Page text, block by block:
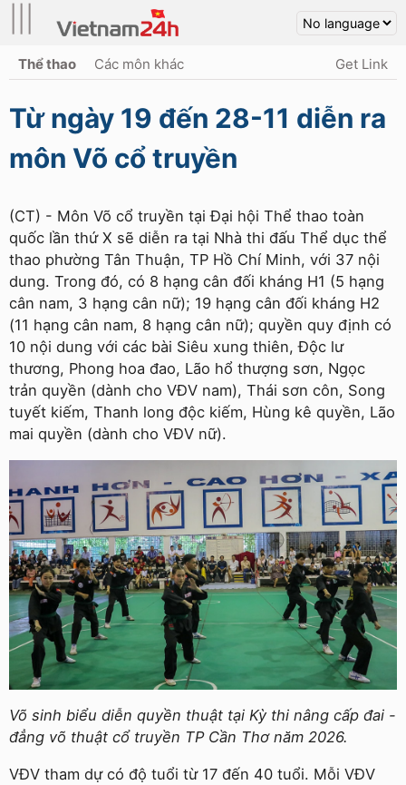
Thể thao Các môn khác Get Link
Từ ngày 19 đến 28-11 diễn ra
môn Võ cổ truyền
(CT) - Môn Võ cổ truyền tại Đại hội Thể thao toàn
quốc lần thứ X sẽ diễn ra tại Nhà thi đấu Thể dục thể
thao phường Tân Thuận, TP Hồ Chí Minh, với 37 nội
dung. Trong đó, có 8 hạng cân đối kháng H1 (5 hạng
cân nam, 3 hạng cân nữ); 19 hạng cân đối kháng H2
(11 hạng cân nam, 8 hạng cân nữ); quyền quy định có
10 nội dung với các bài Siêu xung thiên, Độc lư
thương, Phong hoa đao, Lão hổ thượng sơn, Ngọc
trản quyền (dành cho VĐV nam), Thái sơn côn, Song
tuyết kiếm, Thanh long độc kiếm, Hùng kê quyền, Lão
mai quyền (dành cho VĐV nữ).
Võ sinh biểu diễn quyền thuật tại Kỳ thi nâng cấp đai -
đẳng võ thuật cổ truyền TP Cần Thơ năm 2026.
VĐV tham dự có độ tuổi từ 17 đến 40 tuổi. Mỗi VĐV